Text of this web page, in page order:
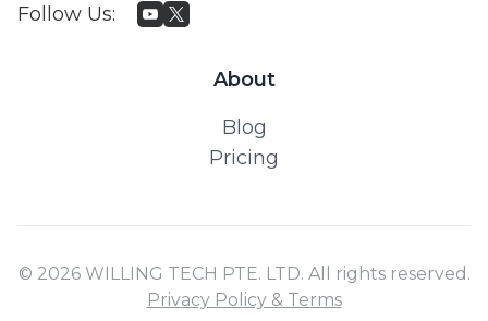
Follow Us:
About
Blog
Pricing
© 2026 WILLING TECH PTE. LTD. All rights reserved.
Privacy Policy & Terms